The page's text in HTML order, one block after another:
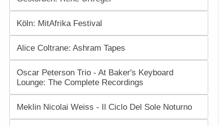
Köln: MitAfrika Festival
Alice Coltrane: Ashram Tapes
Oscar Peterson Trio - At Baker's Keyboard
Lounge: The Complete Recordings
Meklin Nicolai Weiss - Il Ciclo Del Sole Noturno